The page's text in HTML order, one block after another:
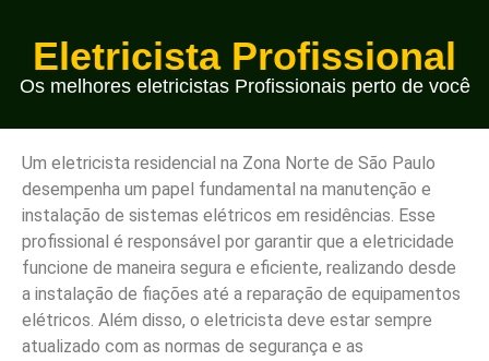
Eletricista Profissional
Os melhores eletricistas Profissionais perto de você
Um eletricista residencial na Zona Norte de São Paulo
desempenha um papel fundamental na manutenção e
instalação de sistemas elétricos em residências. Esse
profissional é responsável por garantir que a eletricidade
funcione de maneira segura e eficiente, realizando desde
a instalação de fiações até a reparação de equipamentos
elétricos. Além disso, o eletricista deve estar sempre
atualizado com as normas de segurança e as